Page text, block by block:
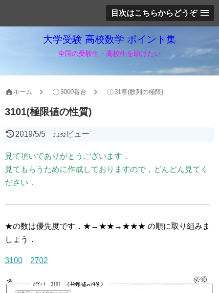
目次はこちらからどうぞ
大学受験 高校数学 ポイント集
全国の受験生・高校生を助けたい
ホーム 3000番台 31章(数列の極限)
3101(極限値の性質)
2019/5/5 3,152ビュー
見て頂いてありがとうございます．
見てもらうために作成しておりますので，どんどん見てく
ださい．
★の数は優先度です．★→★★→★★★ の順に取り組みま
しょう．
3100 2702